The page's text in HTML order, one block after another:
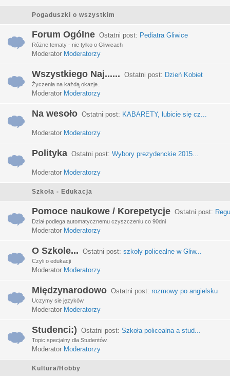
Pogaduszki o wszystkim
Forum Ogólne Ostatni post: Pediatra Gliwice
Różne tematy - nie tylko o Gliwicach
Moderator Moderatorzy
Wszystkiego Naj...... Ostatni post: Dzień Kobiet
Życzenia na każdą okazje..
Moderator Moderatorzy
Na wesoło Ostatni post: KABARETY, lubicie się cz...
Moderator Moderatorzy
Polityka Ostatni post: Wybory prezydenckie 2015...
Moderator Moderatorzy
Szkoła - Edukacja
Pomoce naukowe / Korepetycje Ostatni post:
Dział podlega automatycznemu czyszczeniu co 90dni
Moderator Moderatorzy
O Szkole... Ostatni post: szkoły policealne w Gliw...
Czyli o edukacji
Moderator Moderatorzy
Międzynarodowo Ostatni post: rozmowy po angielsku
Uczymy sie języków
Moderator Moderatorzy
Studenci:) Ostatni post: Szkoła policealna a stud...
Topic specjalny dla Studentów.
Moderator Moderatorzy
Kultura/Hobby